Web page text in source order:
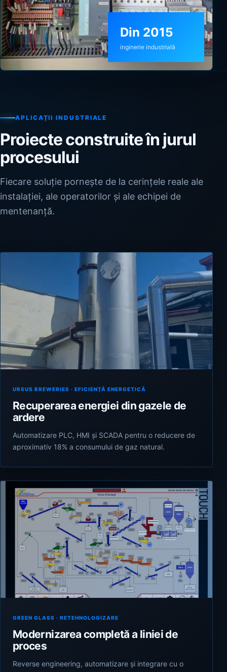
Din 2015
inginerie industrială
APLICAȚII INDUSTRIALE
Proiecte construite în jurul
procesului
Fiecare soluție pornește de la cerințele reale ale
instalației, ale operatorilor și ale echipei de
mentenanță.
URSUS BREWERIES · EFICIENȚĂ ENERGETICĂ
Recuperarea energiei din gazele de
ardere
Automatizare PLC, HMI și SCADA pentru o reducere de
aproximativ 18% a consumului de gaz natural.
GREEN GLASS · RETEHNOLOGIZARE
Modernizarea completă a liniei de
proces
Reverse engineering, automatizare și integrare cu o